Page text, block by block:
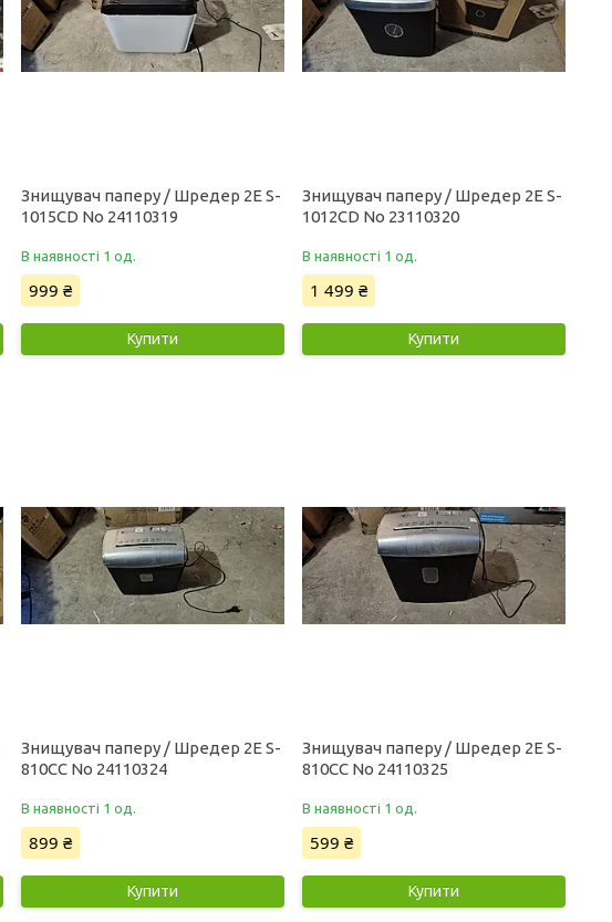
Знищувач паперу / Шредер 2E S-
1015CD No 24110319
В наявності 1 од.
999 ₴
Купити
Знищувач паперу / Шредер 2E S-
1012CD No 23110320
В наявності 1 од.
1 499 ₴
Купити
Знищувач паперу / Шредер 2E S-
810CC No 24110324
В наявності 1 од.
899 ₴
Купити
Знищувач паперу / Шредер 2E S-
810CC No 24110325
В наявності 1 од.
599 ₴
Купити